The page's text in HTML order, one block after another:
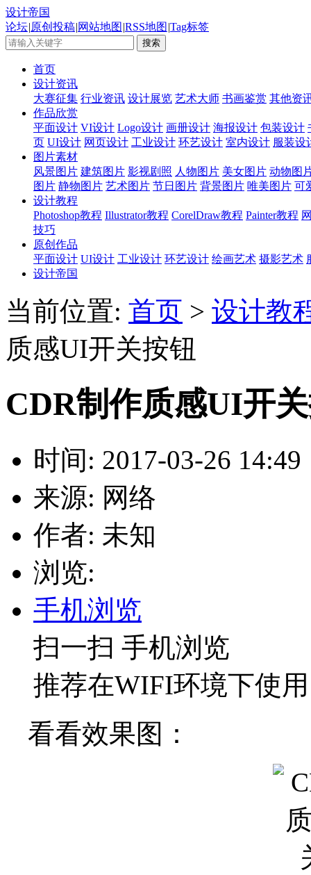
设计帝国
论坛|原创投稿|网站地图 |RSS地图 |Tag标签
首页
设计资讯
大赛征集 行业资讯 设计展览 艺术大师 书画鉴赏 其他资
作品欣赏
平面设计 VI设计 Logo设计 画册设计 海报设计 包装设计
页 UI设计 网页设计 工业设计 环艺设计 室内设计 服装设
图片素材
风景图片 建筑图片 影视剧照 人物图片 美女图片 动物图
图片 静物图片 艺术图片 节日图片 背景图片 唯美图片 可
设计教程
Photoshop教程 Illustrator教程 CorelDraw教程 Painter教程
技巧
原创作品
平面设计 UI设计 工业设计 环艺设计 绘画艺术 摄影艺术
设计帝国
当前位置: 首页 > 设计教
质感UI开关按钮
CDR制作质感UI开
时间: 2017-03-26 14:49
来源: 网络
作者: 未知
浏览:
手机浏览
扫一扫 手机浏览
推荐在WIFI环境下使用
看看效果图：